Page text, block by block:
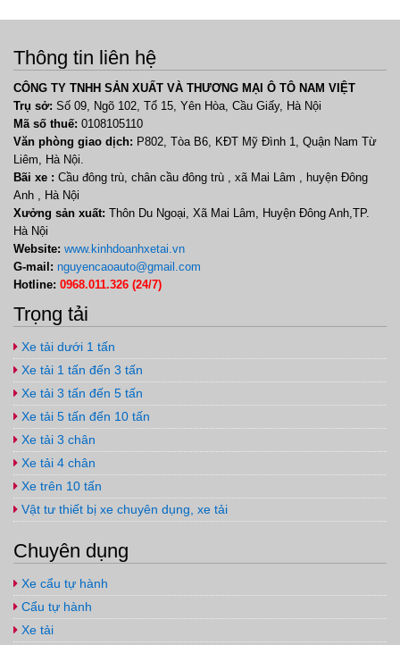
Thông tin liên hệ
CÔNG TY TNHH SẢN XUẤT VÀ THƯƠNG MẠI Ô TÔ NAM VIỆT
Trụ sở: Số 09, Ngõ 102, Tổ 15, Yên Hòa, Cầu Giấy, Hà Nội
Mã số thuế: 0108105110
Văn phòng giao dịch: P802, Tòa B6, KĐT Mỹ Đình 1, Quận Nam Từ
Liêm, Hà Nội.
Bãi xe : Cầu đông trù, chân cầu đông trù , xã Mai Lâm , huyện Đông
Anh , Hà Nội
Xưởng sản xuất: Thôn Du Ngoại, Xã Mai Lâm, Huyện Đông Anh,TP.
Hà Nội
Website: www.kinhdoanhxetai.vn
G-mail: nguyencaoauto@gmail.com
Hotline: 0968.011.326 (24/7)
Trọng tải
Xe tải dưới 1 tấn
Xe tải 1 tấn đến 3 tấn
Xe tải 3 tấn đến 5 tấn
Xe tải 5 tấn đến 10 tấn
Xe tải 3 chân
Xe tải 4 chân
Xe trên 10 tấn
Vật tư thiết bị xe chuyên dụng, xe tải
Chuyên dụng
Xe cẩu tự hành
Cẩu tự hành
Xe tải